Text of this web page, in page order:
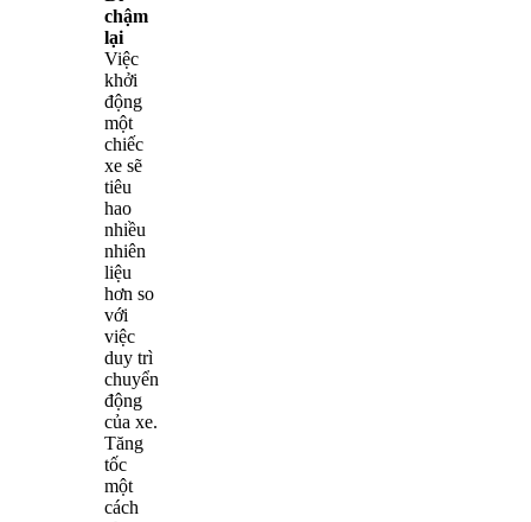
chậm
lại
Việc
khởi
động
một
chiếc
xe sẽ
tiêu
hao
nhiều
nhiên
liệu
hơn so
với
việc
duy trì
chuyển
động
của xe.
Tăng
tốc
một
cách